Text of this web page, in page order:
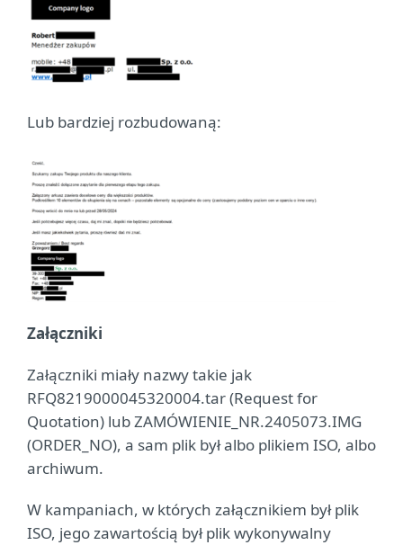
Lub bardziej rozbudowaną:
Załączniki
Załączniki miały nazwy takie jak
RFQ8219000045320004.tar (Request for
Quotation) lub ZAMÓWIENIE_NR.2405073.IMG
(ORDER_NO), a sam plik był albo plikiem ISO, albo
archiwum.
W kampaniach, w których załącznikiem był plik
ISO, jego zawartością był plik wykonywalny